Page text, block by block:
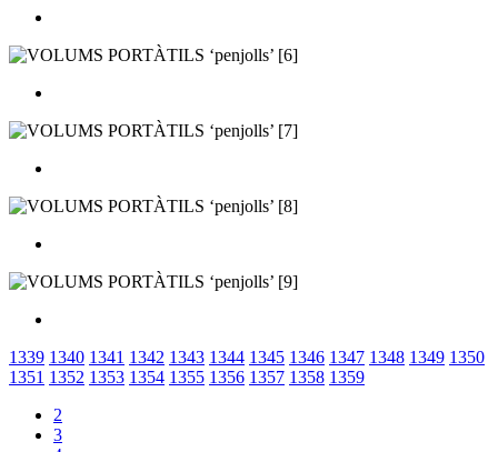
1339 1340 1341 1342 1343 1344 1345 1346 1347 1348 1349 1350
1351 1352 1353 1354 1355 1356 1357 1358 1359
2
3